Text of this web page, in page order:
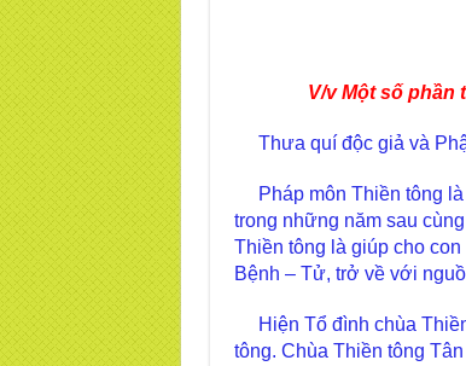
V/v Một số phần
Thưa quí độc giả và
Pháp môn Thiền tông là
trong những năm sau
Thiền tông là giúp cho
Bệnh – Tử, trở về với
Hiện Tổ đình chùa
tông. Chùa Thiền tông